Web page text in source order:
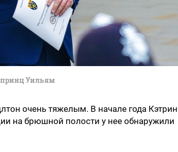
Уильям
очень тяжелым. В начале года Кэтрин
на брюшной полости у нее обнаружили